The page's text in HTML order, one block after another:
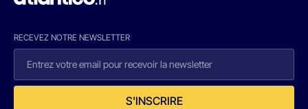
RECEVEZ NOTRE NEWSLETTER
S'INSCRIRE